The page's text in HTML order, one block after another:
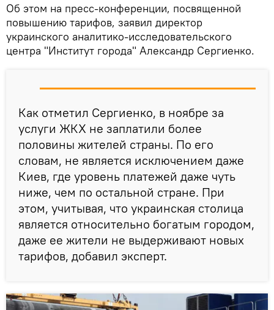
Об этом на пресс-конференции, посвященной
повышению тарифов, заявил директор
украинского аналитико-исследовательского
центра "Институт города" Александр Сергиенко.
Как отметил Сергиенко, в ноябре за
услуги ЖКХ не заплатили более
половины жителей страны. По его
словам, не является исключением даже
Киев, где уровень платежей даже чуть
ниже, чем по остальной стране. При
этом, учитывая, что украинская столица
является относительно богатым городом,
даже ее жители не выдерживают новых
тарифов, добавил эксперт.